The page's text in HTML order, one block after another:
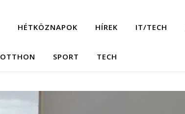
HÉTKÖZNAPOK HÍREK IT/TECH
OTTHON SPORT TECH